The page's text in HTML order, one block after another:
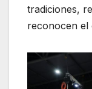
tradiciones,
reconocen el